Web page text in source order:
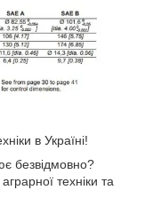
в Україні!
безвідмовно?
техніки та